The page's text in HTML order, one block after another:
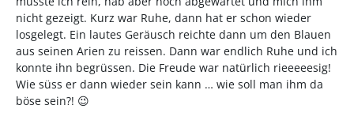
nicht gezeigt. Kurz war Ruhe, dann hat er schon wieder
losgelegt. Ein lautes Geräusch reichte dann um den Blauen
aus seinen Arien zu reissen. Dann war endlich Ruhe und ich
konnte ihn begrüssen. Die Freude war natürlich rieeeeesig!
Wie süss er dann wieder sein kann … wie soll man ihm da
böse sein?! 😉